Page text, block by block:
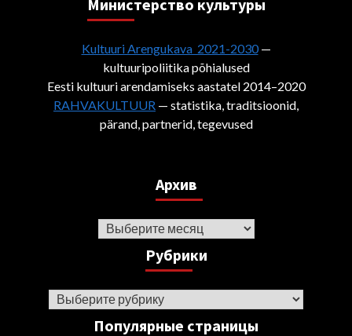
Министерствo культуры
Kultuuri Arengukava 2021-2030—
kultuuripoliitika põhialused
Eesti kultuuri arendamiseks aastatel 2014–2020
RAHVAKULTUUR — statistika, traditsioonid,
pärand, partnerid, tegevused
Архив
Архив
Рубрики
Рубрики
Популярные страницы